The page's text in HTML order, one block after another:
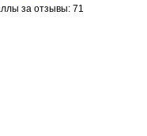
за отзывы: 71